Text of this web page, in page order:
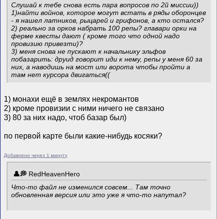
Слушай к тебе снова есть пара вопросов по 2й миссии))
1)найти войнов, которое могут встать в ряды оборонцев
- я нашел латников, рыцарей и грифонов, а кто остался?
2) реально за орков набрать 100 репы? главари орки на
ферме квесты дают ( кроме того что одной надо
провизию привезти)?
3) меня снова не пускают к начальнику эльфов
побазарить: друид говорит иди к нему, репы у меня 60 за
них, а наводишь на мост или ворота чтобы пройти а
там нет курсора двигаться((
1) монахи ещё в землях некромантов
2) кроме провизии с ними ничего не связано
3) 80 за них надо, чтоб базар был)
по первой карте были какие-нибудь косяки?
Добавлено через 1 минуту
RedHeavenHero
Что-то файл не изменился совсем... Там точно
обновленная версия или это уже я что-то напутал?